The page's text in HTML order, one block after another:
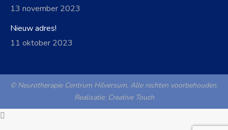
13 november 2023
Nieuw adres!
11 oktober 2023
© Neurotherapie Centrum Hilversum. Alle rechten voorbehouden.
Realisatie: Creative Touch